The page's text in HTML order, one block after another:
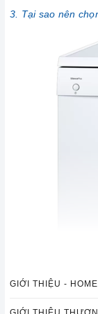
3. Tại sao nên
GIỚI THIỆU -